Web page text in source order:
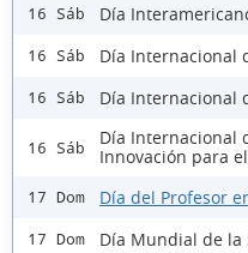
16 Sáb Día
16 Sáb Día Internacional
16 Sáb Día Internacional
16 Sáb
Día Internacional
Innovación para
17 Dom Día del Profesor
17 Dom Día Mundial de la